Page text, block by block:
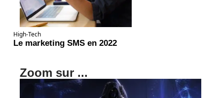
High-Tech
Le marketing SMS en 2022
Zoom sur ...